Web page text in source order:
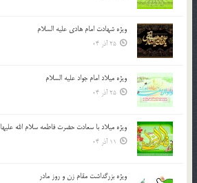
ویژه شهادت امام هادی علیه السلام
25 آذر 04
ویژه میلاد امام جواد علیه السلام
25 آذر 04
ویژه میلاد با سعادت حضرت فاطمه سلام الله علیها
11 آذر 04
ویژه بزرگداشت مقام زن و روز مادر